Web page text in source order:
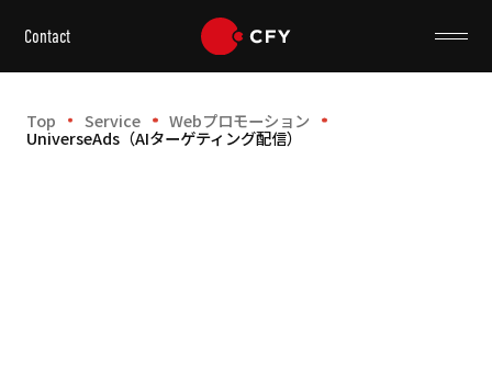
Contact
Top Service Webプロモーション
UniverseAds（AIターゲティング配信）